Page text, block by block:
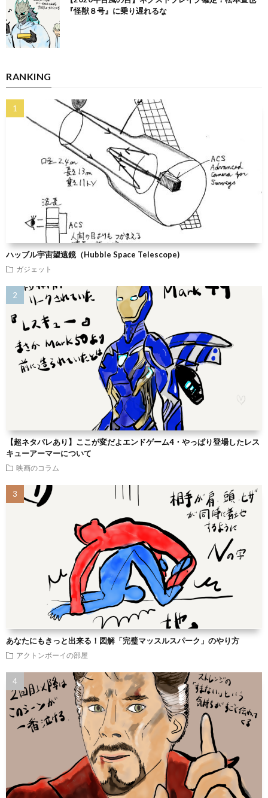
『怪獣８号』に乗り遅れるな
RANKING
ハッブル宇宙望遠鏡（Hubble Space Telescope)
ガジェット
【超ネタバレあり】ここが変だよエンドゲーム4・やっぱり登場したレス
キューアーマーについて
映画のコラム
あなたにもきっと出来る！図解「完璧マッスルスパーク」のやり方
アクトンボーイの部屋